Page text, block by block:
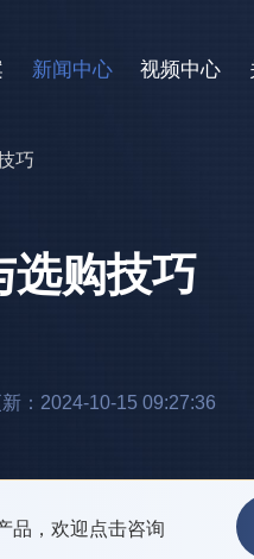
新闻中心 视频中心
巧
选购技巧
：2024-10-15 09:27:36
品，欢迎点击咨询